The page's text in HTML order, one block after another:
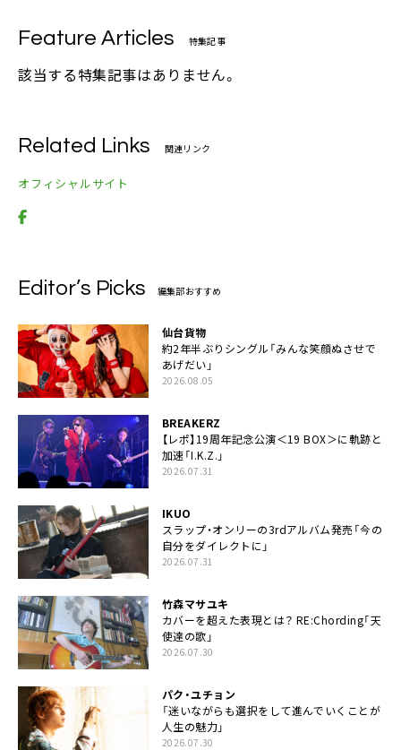
Feature Articles 特集記事
該当する特集記事はありません。
Related Links 関連リンク
オフィシャルサイト
Editor’s Picks 編集部おすすめ
仙台貨物
約2年半ぶりシングル「みんな笑顔ぬさせで
あげだい」
2026.08.05
BREAKERZ
【レポ】19周年記念公演＜19 BOX＞に軌跡と
加速「I.K.Z.」
2026.07.31
IKUO
スラップ・オンリーの3rdアルバム発売「今の
自分をダイレクトに」
2026.07.31
竹森マサユキ
カバーを超えた表現とは？ RE:Chording「天
使達の歌」
2026.07.30
パク・ユチョン
「迷いながらも選択をして進んでいくことが
人生の魅力」
2026.07.30